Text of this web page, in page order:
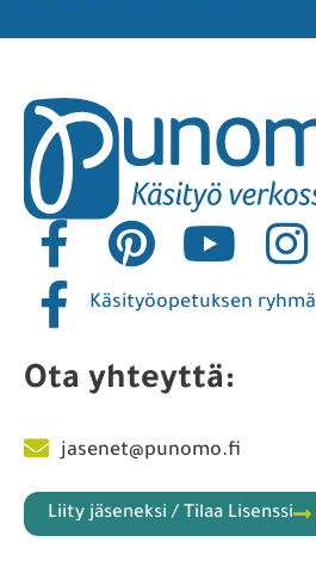
Käsityöopetuksen ryhmä
Ota yhteyttä:
jasenet@punomo.fi
Liity jäseneksi / Tilaa Lisenssi